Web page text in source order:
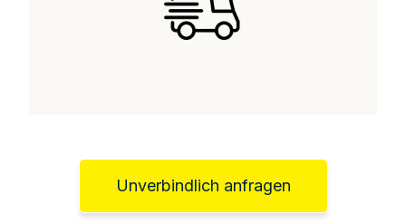
Unverbindlich anfragen